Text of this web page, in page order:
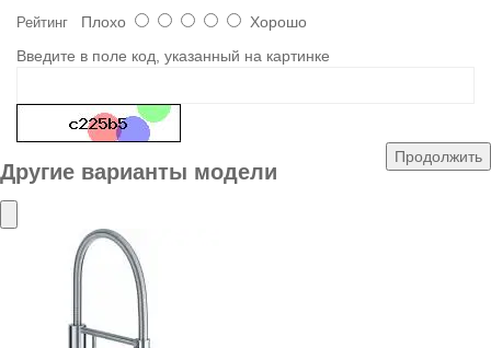
Рейтинг Плохо
Хорошо
Введите в поле код, указанный на картинке
Продолжить
Другие варианты модели